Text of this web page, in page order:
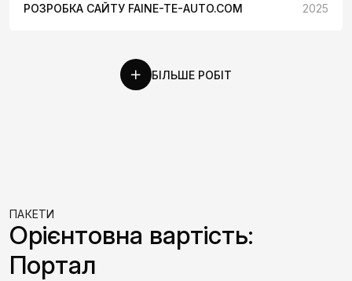
РОЗРОБКА САЙТУ FAINE-TE-AUTO.COM 2025
БІЛЬШЕ РОБІТ
ПАКЕТИ
Орієнтовна вартість:
Портал